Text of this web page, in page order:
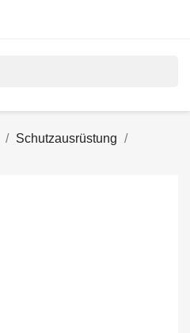
Schutzausrüstung